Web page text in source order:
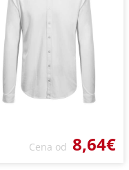
Cena od 8,64€